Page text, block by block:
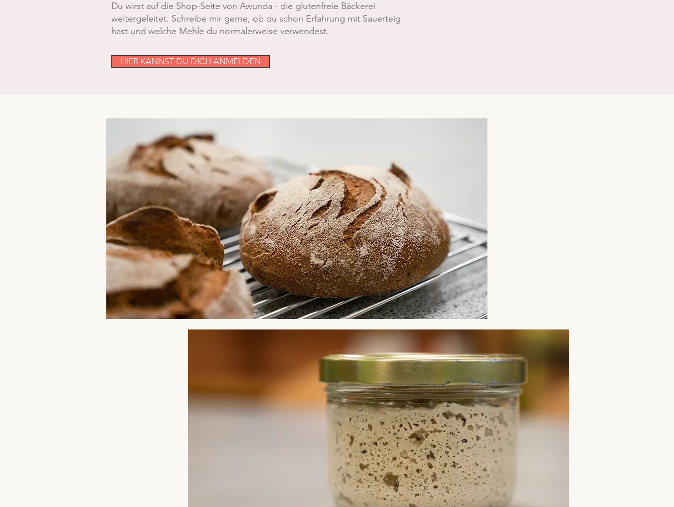
Du wirst auf die Shop-Seite von Awunda - die glutenfreie Bäckerei
weitergeleitet. Schreibe mir gerne, ob du schon Erfahrung mit Sauerteig
hast und welche Mehle du normalerweise verwendest.
HIER KANNST DU DICH ANMELDEN